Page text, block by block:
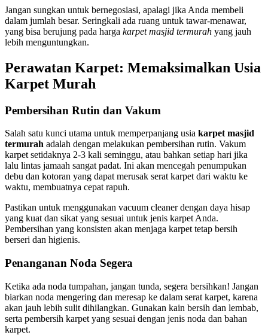
Jangan sungkan untuk bernegosiasi, apalagi jika Anda membeli
dalam jumlah besar. Seringkali ada ruang untuk tawar-menawar,
yang bisa berujung pada harga karpet masjid termurah yang jauh
lebih menguntungkan.
Perawatan Karpet: Memaksimalkan Usia
Karpet Murah
Pembersihan Rutin dan Vakum
Salah satu kunci utama untuk memperpanjang usia karpet masjid
termurah adalah dengan melakukan pembersihan rutin. Vakum
karpet setidaknya 2-3 kali seminggu, atau bahkan setiap hari jika
lalu lintas jamaah sangat padat. Ini akan mencegah penumpukan
debu dan kotoran yang dapat merusak serat karpet dari waktu ke
waktu, membuatnya cepat rapuh.
Pastikan untuk menggunakan vacuum cleaner dengan daya hisap
yang kuat dan sikat yang sesuai untuk jenis karpet Anda.
Pembersihan yang konsisten akan menjaga karpet tetap bersih
berseri dan higienis.
Penanganan Noda Segera
Ketika ada noda tumpahan, jangan tunda, segera bersihkan! Jangan
biarkan noda mengering dan meresap ke dalam serat karpet, karena
akan jauh lebih sulit dihilangkan. Gunakan kain bersih dan lembab,
serta pembersih karpet yang sesuai dengan jenis noda dan bahan
karpet.